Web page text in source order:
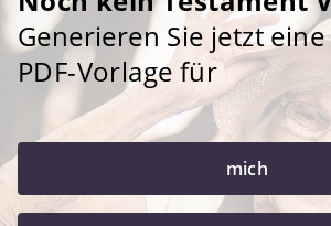
Generieren Sie jetzt
PDF-Vorlage für
mich